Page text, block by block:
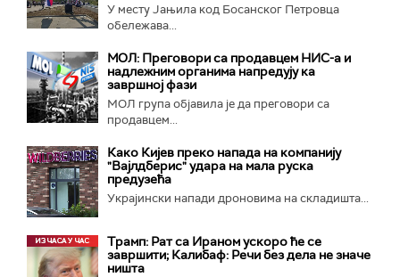
У месту Јањила код Босанског Петровца
обележава...
МОЛ: Преговори са продавцем НИС-а и
надлежним органима напредују ка
завршној фази
МОЛ група објавила је да преговори са
продавцем...
Како Кијев преко напада на компанију
"Вајлдберис" удара на мала руска
предузећа
Украјински напади дроновима на складишта...
Трамп: Рат са Ираном ускоро ће се
завршити; Калибаф: Речи без дела не значе
ништа